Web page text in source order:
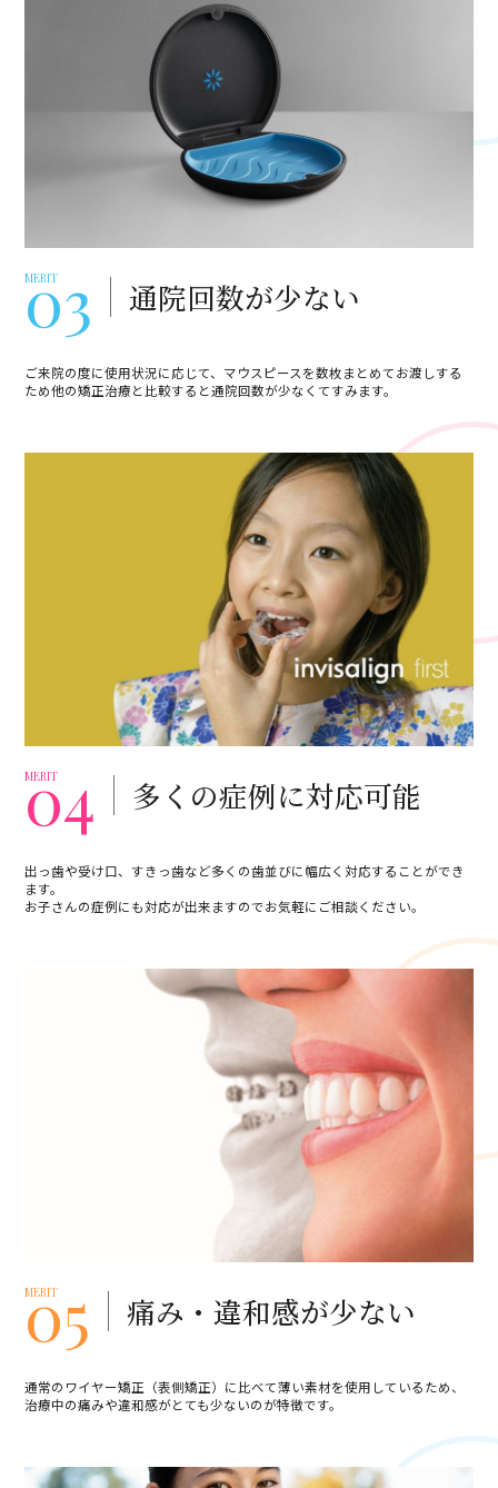
MERIT
03 通院回数が少ない
ご来院の度に使用状況に応じて、マウスピースを数枚まとめてお渡しする
ため他の矯正治療と比較すると通院回数が少なくてすみます。
MERIT
04 多くの症例に対応可能
出っ歯や受け口、すきっ歯など多くの歯並びに幅広く対応することができ
ます。
お子さんの症例にも対応が出来ますのでお気軽にご相談ください。
MERIT
05 痛み・違和感が少ない
通常のワイヤー矯正（表側矯正）に比べて薄い素材を使用しているため、
治療中の痛みや違和感がとても少ないのが特徴です。